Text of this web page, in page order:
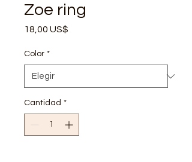
Zoe ring
18,00 US$
Color *
Cantidad *